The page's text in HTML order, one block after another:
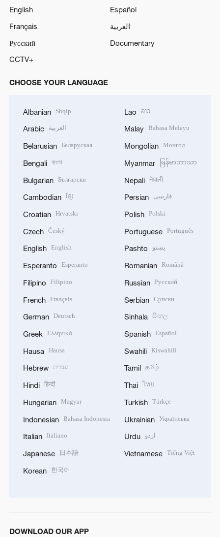
English
Español
Français
العربية
Русский
Documentary
CCTV+
CHOOSE YOUR LANGUAGE
Albanian Shqip
Arabic العربية
Belarusian Беларуская
Bengali বাংলা
Bulgarian Български
Cambodian ខ្មែរ
Croatian Hrvatski
Czech Český
English English
Esperanto Esperanto
Filipino Filipino
French Français
German Deutsch
Greek Ελληνικά
Hausa Hausa
Hebrew עברית
Hindi हिन्दी
Hungarian Magyar
Indonesian Bahasa Indonesia
Italian Italiano
Japanese 日本語
Korean 한국어
Lao ລາວ
Malay Bahasa Melayu
Mongolian Монгол
Myanmar မြန်မာဘာသာ
Nepali नेपाली
Persian فارسی
Polish Polski
Portuguese Português
Pashto پښتو
Romanian Română
Russian Русский
Serbian Српски
Sinhala සිංහල
Spanish Español
Swahili Kiswahili
Tamil தமிழ்
Thai ไทย
Turkish Türkçe
Ukrainian Українська
Urdu اردو
Vietnamese Tiếng Việt
DOWNLOAD OUR APP